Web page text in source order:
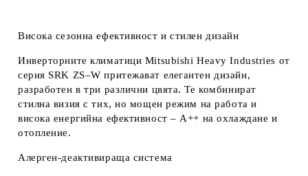
Висока сезонна ефективност и стилен дизайн
Инверторните климатици Mitsubishi Heavy Industries от
серия SRK ZS–W притежават елегантен дизайн,
разработен в три различни цвята. Te комбинират
стилна визия с тих, но мощен режим на работа и
висока енергийна ефективност – A++ на охлаждане и
отопление.
Алерген-деактивираща система